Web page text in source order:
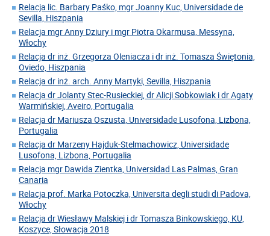
Relacja lic. Barbary Paśko, mgr Joanny Kuc, Universidade de
Sevilla, Hiszpania
Relacja mgr Anny Dziury i mgr Piotra Okarmusa, Messyna,
Włochy
Relacja dr inż. Grzegorza Oleniacza i dr inż. Tomasza Świętonia,
Oviedo, Hiszpania
Relacja dr inż. arch. Anny Martyki, Sevilla, Hiszpania
Relacja dr Jolanty Stec-Rusieckiej, dr Alicji Sobkowiak i dr Agaty
Warmińskiej, Aveiro, Portugalia
Relacja dr Mariusza Oszusta, Universidade Lusofona, Lizbona,
Portugalia
Relacja dr Marzeny Hajduk-Stelmachowicz, Universidade
Lusofona, Lizbona, Portugalia
Relacja mgr Dawida Zientka, Universidad Las Palmas, Gran
Canaria
Relacja prof. Marka Potoczka, Universita degli studi di Padova,
Włochy
Relacja dr Wiesławy Malskiej i dr Tomasza Binkowskiego, KU,
Koszyce, Słowacja 2018